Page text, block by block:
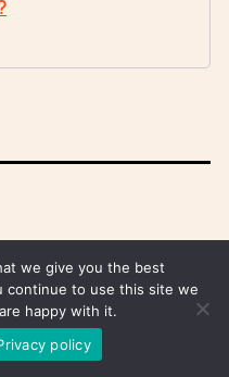
coffee roasting workshop
we give you the best
continue to use this site we
happy with it.
policy